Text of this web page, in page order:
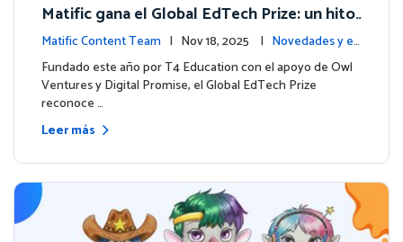
Matific gana el Global EdTech Prize: un hito
para la educación digital en matemáticas
Matific Content Team | Nov 18, 2025 | Novedades y ev
entos
Fundado este año por T4 Education con el apoyo de Owl
Ventures y Digital Promise, el Global EdTech Prize
reconoce …
Leer más